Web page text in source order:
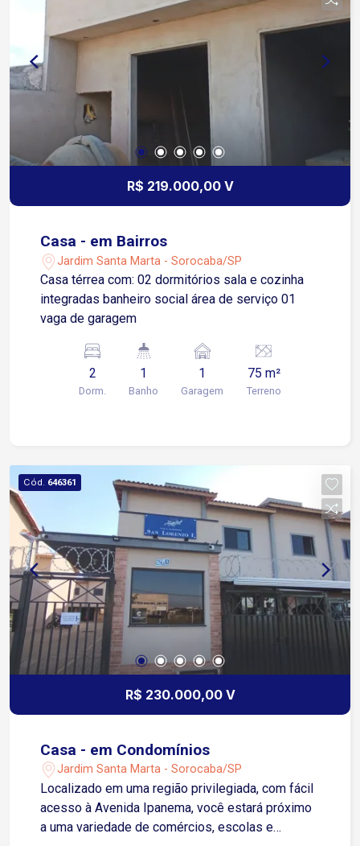
R$ 219.000,00 V
Casa - em Bairros
Jardim Santa Marta - Sorocaba/SP
Casa térrea com: 02 dormitórios sala e cozinha
integradas banheiro social área de serviço 01
vaga de garagem
2
Dorm.
1
Banho
1
Garagem
75 m²
Terreno
Cód. 646361
R$ 230.000,00 V
Casa - em Condomínios
Jardim Santa Marta - Sorocaba/SP
Localizado em uma região privilegiada, com fácil
acesso à Avenida Ipanema, você estará próximo
a uma variedade de comércios, escolas e